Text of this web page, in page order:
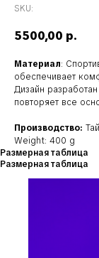
SKU:
5500,00 р.
Материал:
обеспечивает
Дизайн
повторяет все
Производство:
Weight: 400 g
Размерная таблица
Размерная таблица